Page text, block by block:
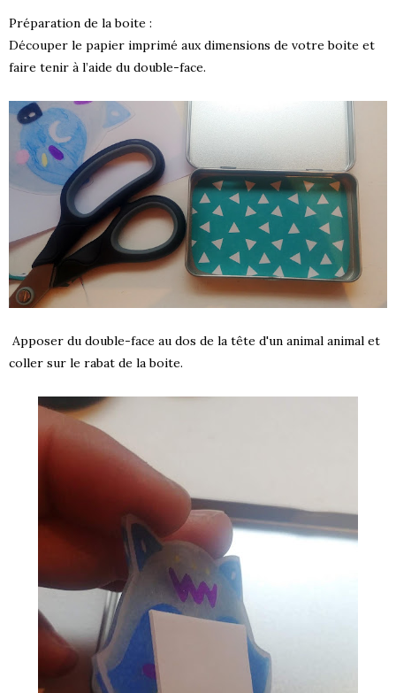
Préparation de la boite :
Découper le papier imprimé aux dimensions de votre boite et
faire tenir à l’aide du double-face.
Apposer du double-face au dos de la tête d'un animal animal et
coller sur le rabat de la boite.